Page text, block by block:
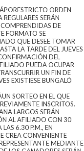
ORDEN
SERÁN
DE
FORMATO SE
QUE DESEE TOMAR
LA TARDE DEL JUEVES
DEL
PUEDA OCUPAR
UN FIN DE
EXISTIESE BUNGALÓ
SORTEO EN EL QUE
INSCRITOS.
LARGOS SERÁN
AL AFILIADO CON 30
6.30 P.M., EN
CREA CONVENIENTE
MEDIANTE